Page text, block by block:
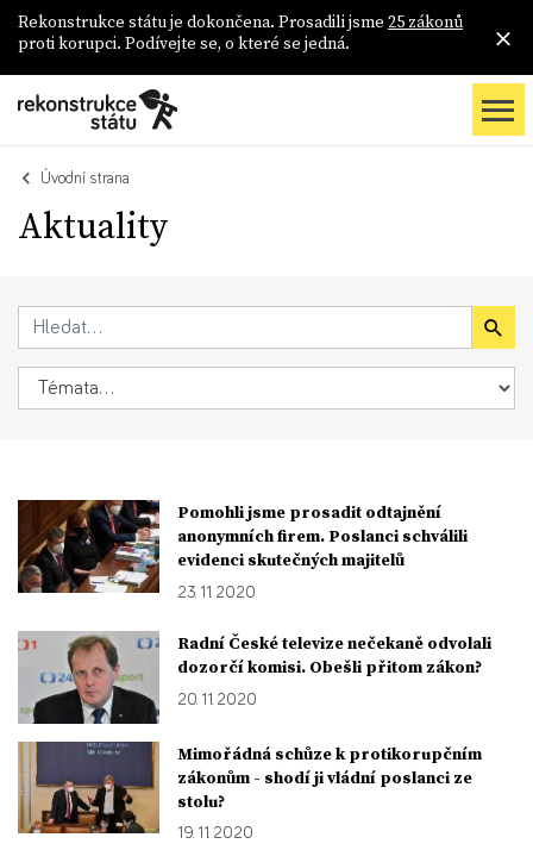
Rekonstrukce státu je dokončena. Prosadili jsme 25 zákonů
proti korupci. Podívejte se, o které se jedná.
Úvodní strana
Aktuality
Pomohli jsme prosadit odtajnění
anonymních firem. Poslanci schválili
evidenci skutečných majitelů
23. 11. 2020
Radní České televize nečekaně odvolali
dozorčí komisi. Obešli přitom zákon?
20. 11. 2020
Mimořádná schůze k protikorupčním
zákonům - shodí ji vládní poslanci ze
stolu?
19. 11. 2020